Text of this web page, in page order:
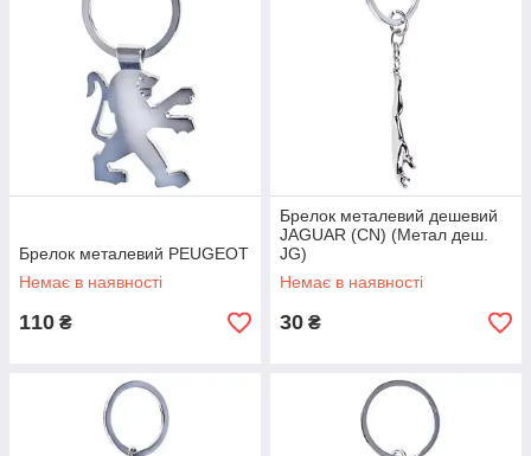
Брелок металевий PEUGEOT
Немає в наявності
110 ₴
Брелок металевий дешевий
JAGUAR (CN) (Метал деш.
JG)
Немає в наявності
30 ₴